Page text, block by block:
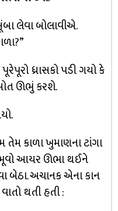
લેવા બોલાવીએ.
ધ્રાસકો પડી ગયો કે
ઊભું કરશે.
તેમ કાળા ખુમાણના ટાંગા
ભૂવો આયર ઊભા થઈને
બેઠા. અચાનક એના કાન
થતી હતી :